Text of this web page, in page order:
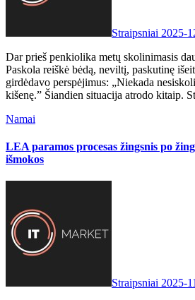
Straipsniai 2025-
Dar prieš penkiolika metų skolinimasis daugeliui lietuvių buvo tabu.
Paskola reiškė bėdą, neviltį, paskutinę
girdėdavo perspėjimus: „Niekada
kišenę.” Šiandien situacija atrodo kitaip.
Namai
LEA paramos procesas žingsnis po
išmokos
Straipsniai 2025-